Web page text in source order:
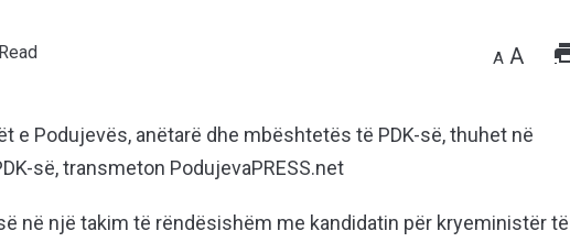
A A
e Podujevës, anëtarë dhe mbështetës të PDK-së, thuhet në
së, transmeton PodujevaPRESS.net
në një takim të rëndësishëm me kandidatin për kryeministër të